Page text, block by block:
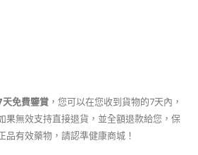
果無效支持直接退貨，並全額退款給您，保
品有效藥物，請認準健康商城！